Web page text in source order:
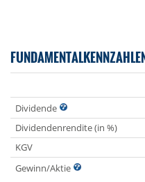
Dividende
Dividendenrendite (in %)
KGV
Gewinn/Aktie